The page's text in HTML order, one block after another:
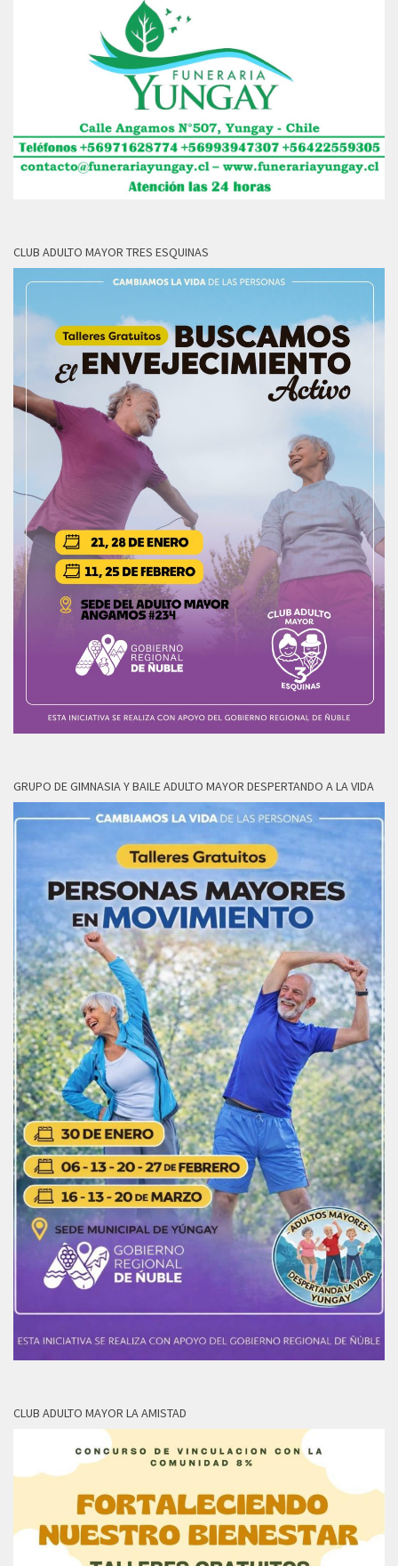
CLUB ADULTO MAYOR TRES ESQUINAS
GRUPO DE GIMNASIA Y BAILE ADULTO MAYOR DESPERTANDO A LA VIDA
CLUB ADULTO MAYOR LA AMISTAD